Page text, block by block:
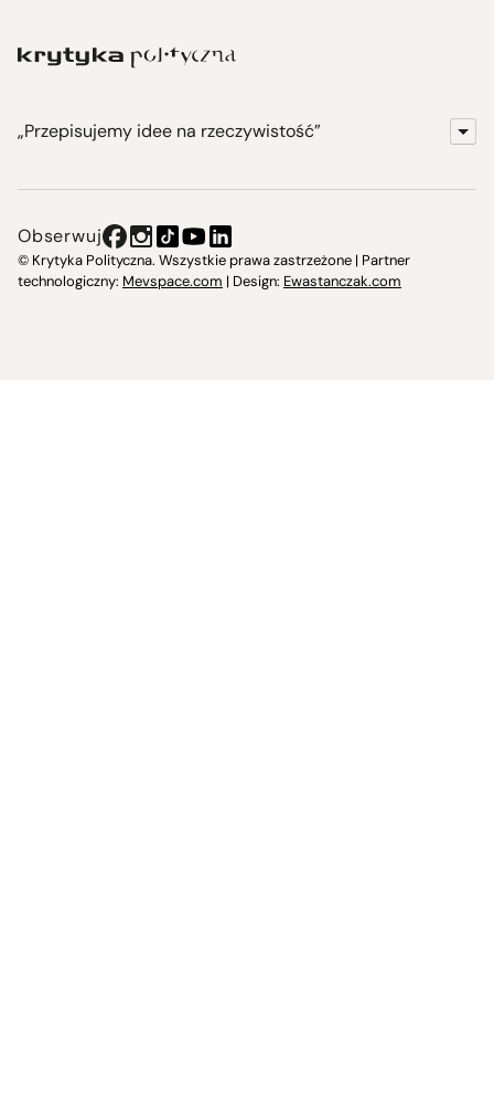
„Przepisujemy idee na rzeczywistość”
Instytut Krytyki Politycznej
Obserwuj
© Krytyka Polityczna. Wszystkie prawa zastrzeżone | Partner
technologiczny: Mevspace.com | Design: Ewastanczak.com